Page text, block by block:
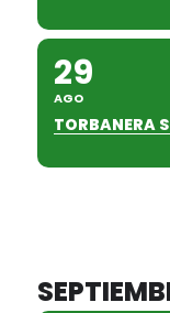
29
AGO
TORBANERA